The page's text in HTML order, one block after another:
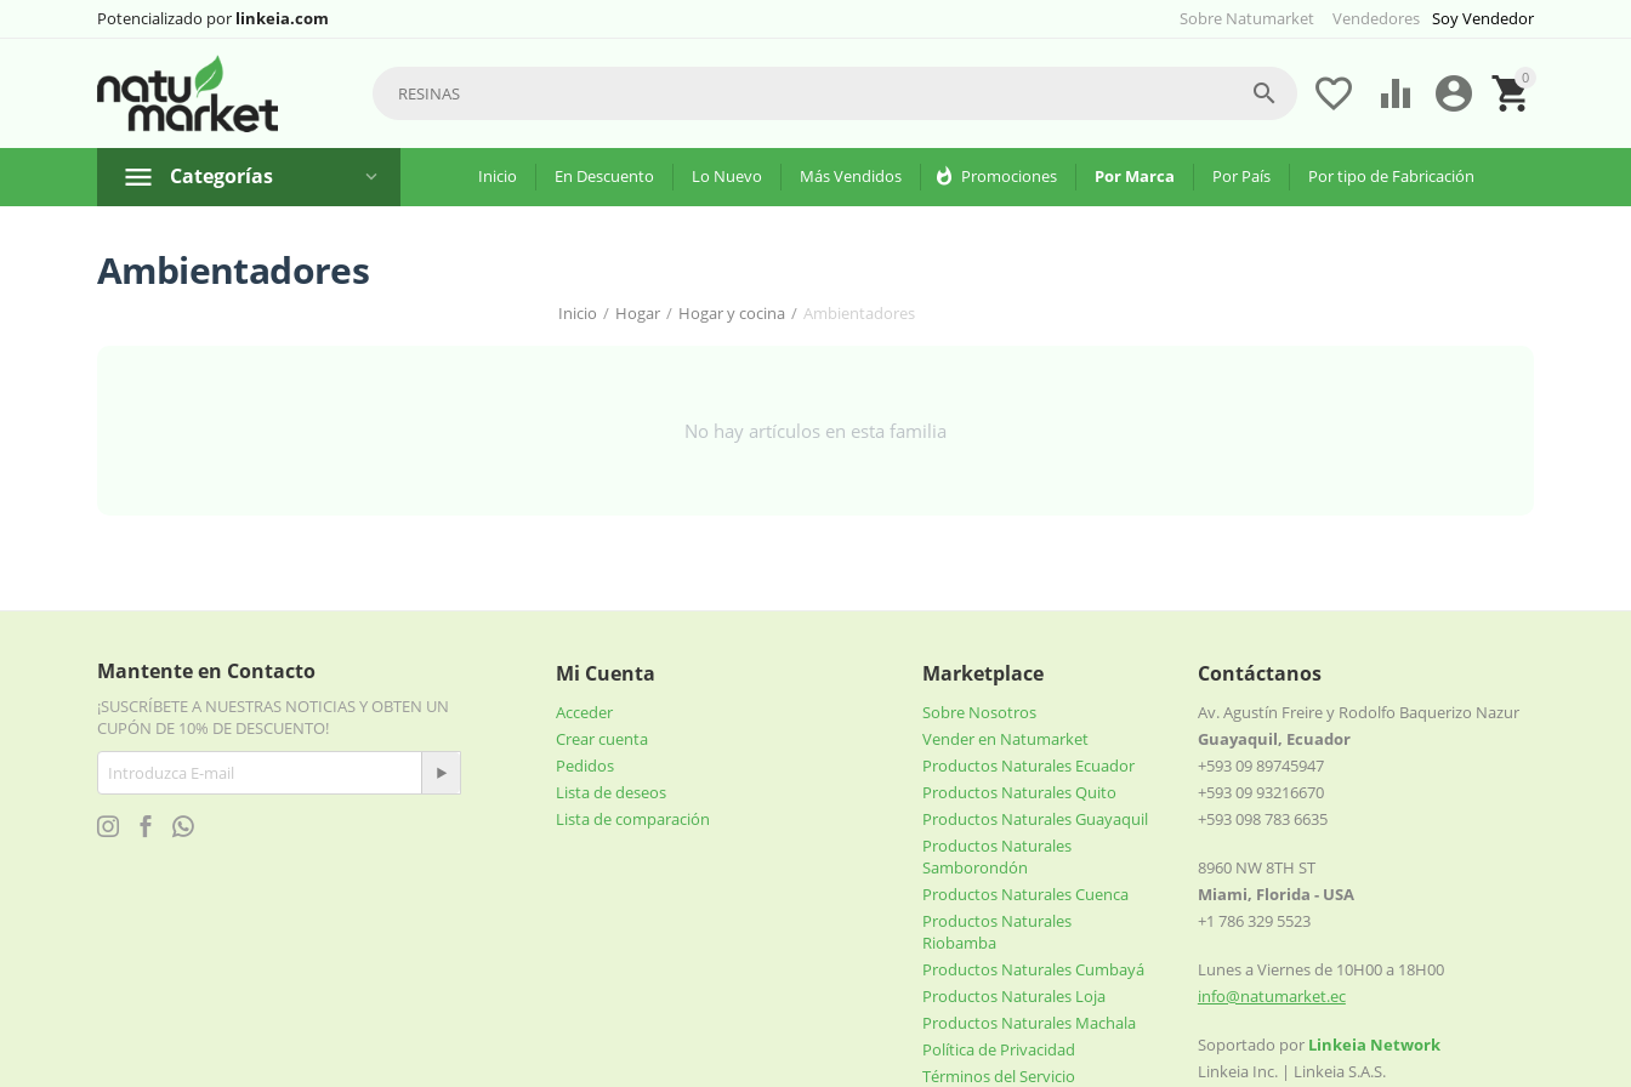
Potencializado por linkeia.com Soy Vendedor
Sobre Natumarket Vendedores
0


 

Categorías Inicio En Descuento Lo Nuevo Más Vendidos whatshot Promociones Por Marca Por País Por tipo de Fabricación
Ambientadores
Inicio / Hogar / Hogar y cocina / Ambientadores
No hay artículos en esta familia
Mantente en Contacto
¡SUSCRÍBETE A NUESTRAS NOTICIAS Y OBTEN UN
CUPÓN DE 10% DE DESCUENTO!
Mi Cuenta
Acceder
Crear cuenta
Pedidos
Lista de deseos
Lista de comparación
Marketplace
Sobre Nosotros
Vender en Natumarket
Productos Naturales Ecuador
Productos Naturales Quito
Productos Naturales Guayaquil
Productos Naturales
Samborondón
Productos Naturales Cuenca
Productos Naturales
Riobamba
Productos Naturales Cumbayá
Productos Naturales Loja
Productos Naturales Machala
Política de Privacidad
Términos del Servicio
Contáctanos
Av. Agustín Freire y Rodolfo Baquerizo Nazur
Guayaquil, Ecuador
+593 09 89745947
+593 09 93216670
+593 098 783 6635
8960 NW 8TH ST
Miami, Florida - USA
+1 786 329 5523
Lunes a Viernes de 10H00 a 18H00
info@natumarket.ec
Soportado por Linkeia Network
Linkeia Inc. | Linkeia S.A.S.